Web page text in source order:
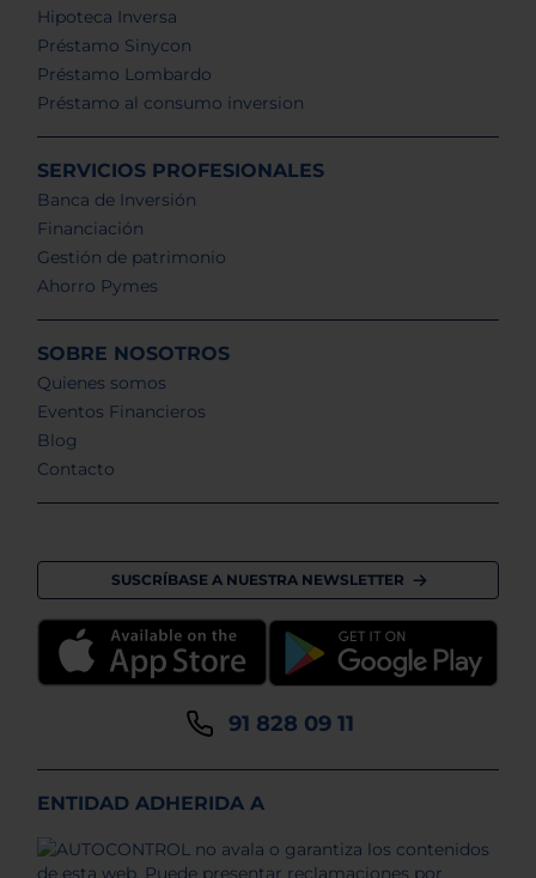
Hipoteca Inversa
Préstamo Sinycon
Préstamo Lombardo
Préstamo al consumo inversion
SERVICIOS PROFESIONALES
Banca de Inversión
Financiación
Gestión de patrimonio
Ahorro Pymes
SOBRE NOSOTROS
Quienes somos
Eventos Financieros
Blog
Contacto
SUSCRÍBASE A NUESTRA NEWSLETTER
91 828 09 11
ENTIDAD ADHERIDA A